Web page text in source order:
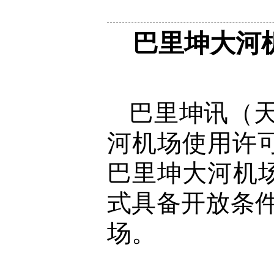
巴里坤大河
巴里坤讯（
河机场使用许
巴里坤大河机
式具备开放条
场。